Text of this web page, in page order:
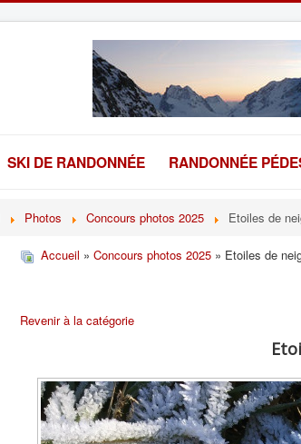
SKI DE RANDONNÉE RANDONNÉE
Photos Concours photos 2025 Etoiles de
Accueil » Concours photos 2025 » Etoiles de
Revenir à la catégorie